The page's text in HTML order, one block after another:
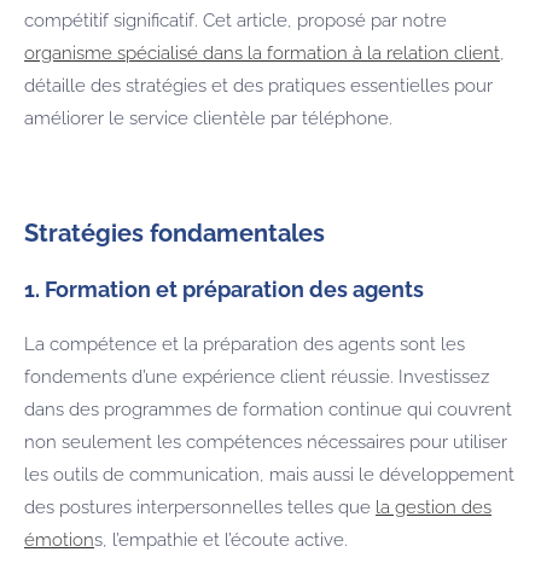
compétitif significatif. Cet article, proposé par notre
organisme spécialisé dans la formation à la relation client
détaille des stratégies et des pratiques essentielles pour
améliorer le service clientèle par téléphone.
Stratégies fondamentales
1. Formation et préparation des agents
La compétence et la préparation des agents sont les
fondements d’une expérience client réussie. Investissez
dans des programmes de formation continue qui couvrent
non seulement les compétences nécessaires pour utiliser
les outils de communication, mais aussi le développement
des postures interpersonnelles telles que la gestion des
émotions, l’empathie et l’écoute active.